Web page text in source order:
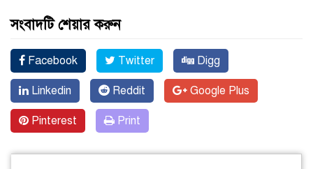
সংবাদটি শেয়ার করুন
Facebook Twitter Digg
Linkedin Reddit Google Plus
Pinterest Print